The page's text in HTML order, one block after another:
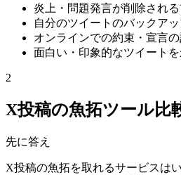
炎上・問題発言が削除され
自分のツイートのバックア
オンラインでの約束・宣言
面白い・印象的なツイート
2
X投稿の魚拓ツール比
先に答え
X投稿の魚拓を取れるサービスは